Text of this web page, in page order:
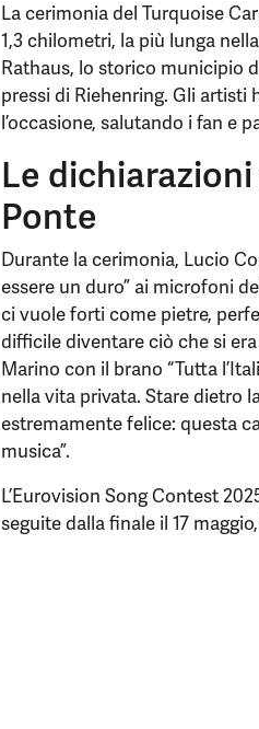
La cerimonia del Turquoise
1,3 chilometri, la più lunga
Rathaus, lo storico municipio
pressi di Riehenring. Gli artisti
l’occasione, salutando i fan e
Le
Ponte
Durante la cerimonia, Lucio
essere un duro” ai microfoni
ci vuole forti come pietre,
difficile diventare ciò che si
Marino con il brano “Tutta
nella vita privata. Stare dietro
estremamente felice: questa
musica”.
L’Eurovision Song Contest
seguite dalla finale il 17